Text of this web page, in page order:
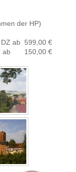
der HP)
DZ ab 599,00 €
ab 150,00 €